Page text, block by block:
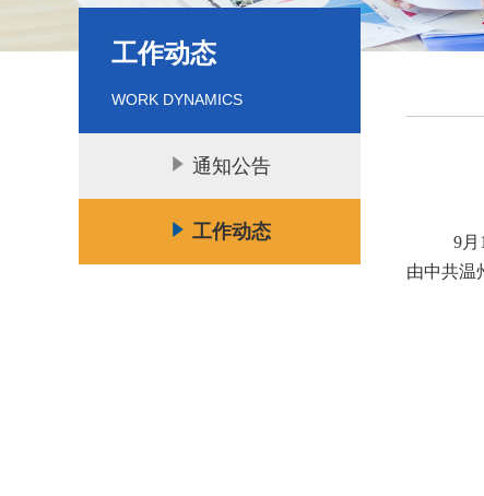
工作动态
WORK DYNAMICS
通知公告
工作动态
9月
由中共温